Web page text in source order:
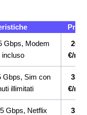
Gbps, Modem
incluso
€/
Gbps, Sim con
illimitati
€/
Gbps, Netflix